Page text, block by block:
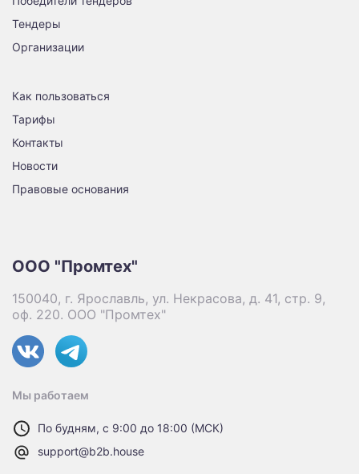
Тендеры
Организации
Как пользоваться
Тарифы
Контакты
Новости
Правовые основания
ООО "Промтех"
150040, г. Ярославль, ул. Некрасова, д. 41, стр. 9,
оф. 220. ООО "Промтех"
Мы работаем
По будням, с 9:00 до 18:00 (МСК)
support@b2b.house